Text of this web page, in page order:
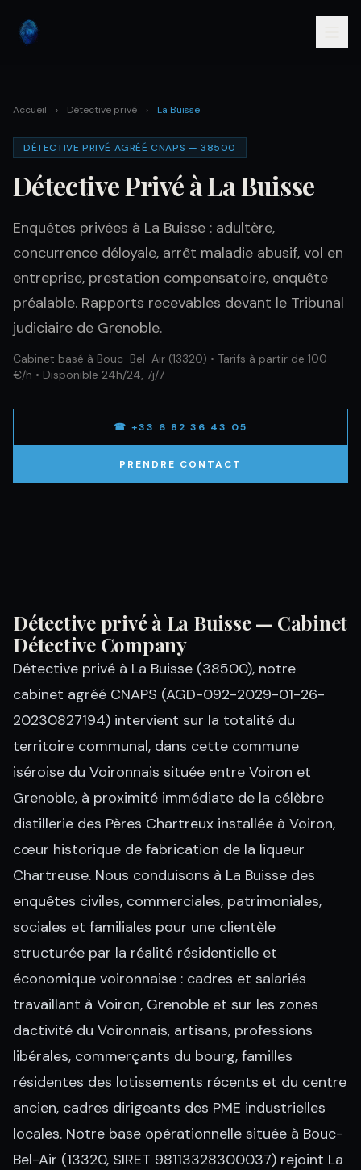
Accueil › Détective privé › La Buisse
DÉTECTIVE PRIVÉ AGRÉÉ CNAPS — 38500
Détective Privé à La Buisse
Enquêtes privées à La Buisse : adultère,
concurrence déloyale, arrêt maladie abusif, vol en
entreprise, prestation compensatoire, enquête
préalable. Rapports recevables devant le Tribunal
judiciaire de Grenoble.
Cabinet basé à Bouc-Bel-Air (13320) • Tarifs à partir de 100
€/h • Disponible 24h/24, 7j/7
☎ +33 6 82 36 43 05
PRENDRE CONTACT
Détective privé à La Buisse — Cabinet
Détective Company
Détective privé à La Buisse (38500), notre
cabinet agréé CNAPS (AGD-092-2029-01-26-
20230827194) intervient sur la totalité du
territoire communal, dans cette commune
iséroise du Voironnais située entre Voiron et
Grenoble, à proximité immédiate de la célèbre
distillerie des Pères Chartreux installée à Voiron,
cœur historique de fabrication de la liqueur
Chartreuse. Nous conduisons à La Buisse des
enquêtes civiles, commerciales, patrimoniales,
sociales et familiales pour une clientèle
structurée par la réalité résidentielle et
économique voironnaise : cadres et salariés
travaillant à Voiron, Grenoble et sur les zones
dactivité du Voironnais, artisans, professions
libérales, commerçants du bourg, familles
résidentes des lotissements récents et du centre
ancien, cadres dirigeants des PME industrielles
locales. Notre base opérationnelle située à Bouc-
Bel-Air (13320, SIRET 98113328300037) rejoint La